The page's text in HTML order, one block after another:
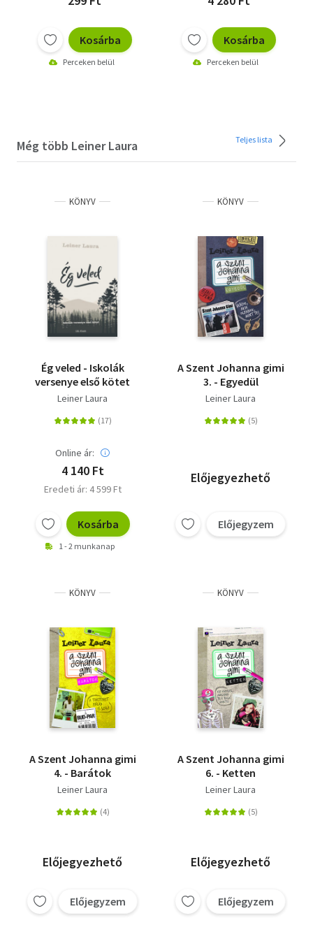
Kosárba
Perceken belül
Kosárba
Perceken belül
Még több Leiner Laura Teljes lista
KÖNYV
Ég veled - Iskolák
versenye első kötet
Leiner Laura
Online ár:
4 140 Ft
Eredeti ár: 4 599 Ft
Kosárba
1 - 2 munkanap
KÖNYV
A Szent Johanna gimi
3. - Egyedül
Leiner Laura
Előjegyezhető
Előjegyzem
KÖNYV
A Szent Johanna gimi
4. - Barátok
Leiner Laura
Előjegyezhető
Előjegyzem
KÖNYV
A Szent Johanna gimi
6. - Ketten
Leiner Laura
Előjegyezhető
Előjegyzem